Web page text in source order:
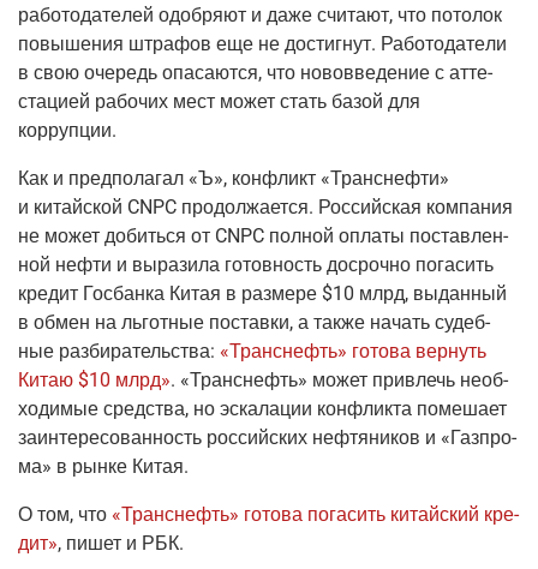
рабо­то­да­те­лей одоб­ря­ют и даже счи­та­ют, что пото­лок
повы­ше­ния штра­фов еще не достиг­нут. Рабо­то­да­те­ли
в свою оче­редь опа­са­ют­ся, что ново­вве­де­ние с атте­
ста­ци­ей рабо­чих мест может стать базой для
коррупции.
Как и пред­по­ла­гал «Ъ», кон­фликт «Транс­неф­ти»
и китай­ской CNPC про­дол­жа­ет­ся. Рос­сий­ская ком­па­ния
не может добить­ся от CNPC пол­ной опла­ты постав­лен­
ной неф­ти и выра­зи­ла готов­ность досроч­но пога­сить
кре­дит Гос­бан­ка Китая в раз­ме­ре $10 млрд, выдан­ный
в обмен на льгот­ные постав­ки, а так­же начать судеб­
ные раз­би­ра­тель­ства: «Транс­нефть» гото­ва вер­нуть
Китаю $10 млрд». «Транс­нефть» может при­влечь необ­
хо­ди­мые сред­ства, но эска­ла­ции кон­флик­та поме­ша­ет
заин­те­ре­со­ван­ность рос­сий­ских неф­тя­ни­ков и «Газ­про­
ма» в рын­ке Китая.
О том, что «Транс­нефть» гото­ва пога­сить китай­ский кре­
дит», пишет и РБК.